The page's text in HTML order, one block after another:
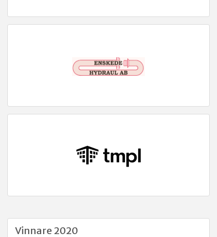
Vinnare 2020